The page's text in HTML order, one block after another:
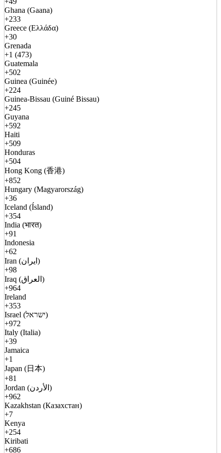
Ghana (Gaana)
+233
Greece (Ελλάδα)
+30
Grenada
+1 (473)
Guatemala
+502
Guinea (Guinée)
+224
Guinea-Bissau (Guiné Bissau)
+245
Guyana
+592
Haiti
+509
Honduras
+504
Hong Kong (香港)
+852
Hungary (Magyarország)
+36
Iceland (Ísland)
+354
India (भारत)
+91
Indonesia
+62
Iran (ایران)
+98
Iraq (العراق)
+964
Ireland
+353
Israel (ישראל)
+972
Italy (Italia)
+39
Jamaica
+1
Japan (日本)
+81
Jordan (الأردن)
+962
Kazakhstan (Казахстан)
+7
Kenya
+254
Kiribati
+686